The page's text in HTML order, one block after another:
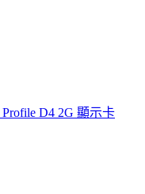
D4 2G 顯示卡